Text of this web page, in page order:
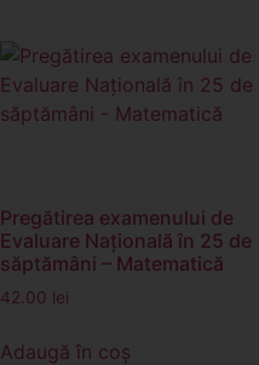
Pregătirea examenului de
Evaluare Națională în 25 de
săptămâni – Matematică
42.00 lei
Adaugă în coș